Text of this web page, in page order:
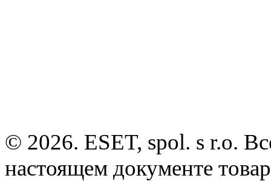
© 2026. ESET, spol. s r.o.
настоящем документе